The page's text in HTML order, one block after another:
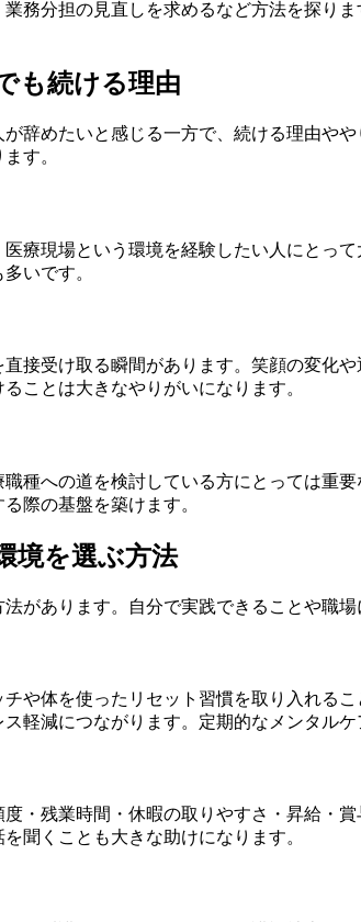
務分担の見直しを求めるなど方法を探り
も続ける理由
辞めたいと感じる一方で、続ける理由や
す。
療現場という環境を経験したい人にとっ
いです。
接受け取る瞬間があります。笑顔の変化
ことは大きなやりがいになります。
種への道を検討している方にとっては重
際の基盤を築けます。
境を選ぶ方法
があります。自分で実践できることや職
や体を使ったリセット習慣を取り入れる
軽減につながります。定期的なメンタルケ
・残業時間・休暇の取りやすさ・昇給・
聞くことも大きな助けになります。